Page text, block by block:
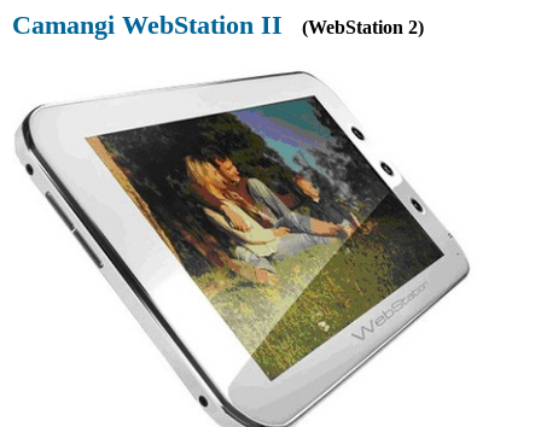
Camangi WebStation II (WebStation 2)